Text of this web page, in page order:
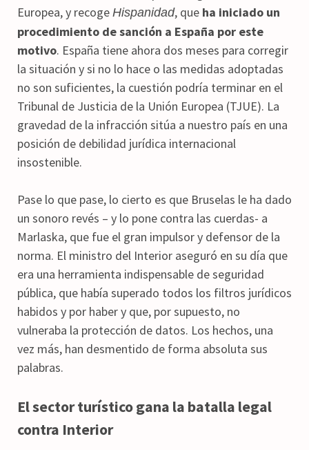
Europea, y recoge Hispanidad, que ha iniciado un
procedimiento de sanción a España por este
motivo. España tiene ahora dos meses para corregir
la situación y si no lo hace o las medidas adoptadas
no son suficientes, la cuestión podría terminar en el
Tribunal de Justicia de la Unión Europea (TJUE). La
gravedad de la infracción sitúa a nuestro país en una
posición de debilidad jurídica internacional
insostenible.
Pase lo que pase, lo cierto es que Bruselas le ha dado
un sonoro revés – y lo pone contra las cuerdas- a
Marlaska, que fue el gran impulsor y defensor de la
norma. El ministro del Interior aseguró en su día que
era una herramienta indispensable de seguridad
pública, que había superado todos los filtros jurídicos
habidos y por haber y que, por supuesto, no
vulneraba la protección de datos. Los hechos, una
vez más, han desmentido de forma absoluta sus
palabras.
El sector turístico gana la batalla legal
contra Interior